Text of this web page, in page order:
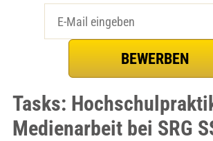
Tasks:
Medienarbeit bei SRG